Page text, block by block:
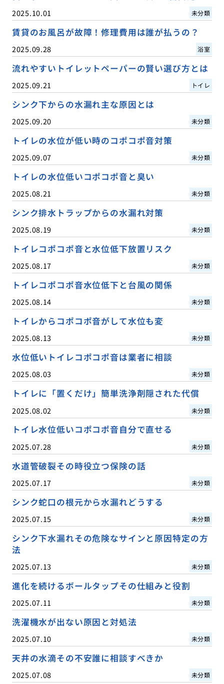
2025.10.01 未分類
賃貸のお風呂が故障！修理費用は誰が払うの？
2025.09.28 浴室
流れやすいトイレットペーパーの賢い選び方とは
2025.09.21 トイレ
シンク下からの水漏れ主な原因とは
2025.09.20 未分類
トイレの水位が低い時のコポコポ音対策
2025.09.07 未分類
トイレの水位低いコポコポ音と臭い
2025.08.21 未分類
シンク排水トラップからの水漏れ対策
2025.08.19 未分類
トイレコポコポ音と水位低下放置リスク
2025.08.17 未分類
トイレコポコポ音水位低下と台風の関係
2025.08.14 未分類
トイレからコポコポ音がして水位も変
2025.08.13 未分類
水位低いトイレコポコポ音は業者に相談
2025.08.03 未分類
トイレに「置くだけ」簡単洗浄剤隠された代償
2025.08.02 未分類
トイレ水位低いコポコポ音自分で直せる
2025.07.28 未分類
水道管破裂その時役立つ保険の話
2025.07.17 未分類
シンク蛇口の根元から水漏れどうする
2025.07.15 未分類
シンク下水漏れその危険なサインと原因特定の方
法
2025.07.13 未分類
進化を続けるボールタップその仕組みと役割
2025.07.11 未分類
洗濯機水が出ない原因と対処法
2025.07.10 未分類
天井の水滴その不安誰に相談すべきか
2025.07.08 未分類